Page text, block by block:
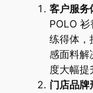
客户服务
POLO
练得体，
感面料解
度大幅提
门店品牌